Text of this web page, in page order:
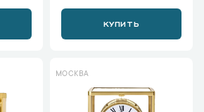
КУПИТЬ
МОСКВА